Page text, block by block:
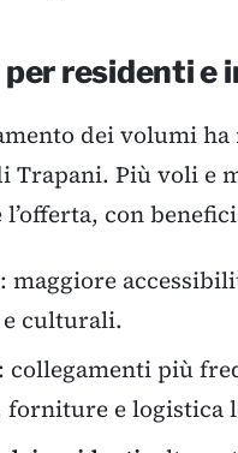
residenti e
dei volumi
Trapani. Più voli e
con
: maggiore
culturali.
: collegamenti più
e logistica